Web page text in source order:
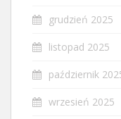
grudzień 2025
listopad 2025
październik
wrzesień 2025